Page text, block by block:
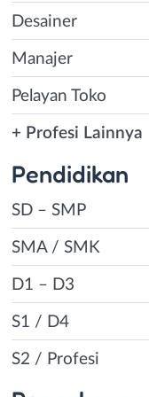
Desainer
Manajer
Pelayan Toko
+ Profesi Lainnya
Pendidikan
SD – SMP
SMA / SMK
D1 – D3
S1 / D4
S2 / Profesi